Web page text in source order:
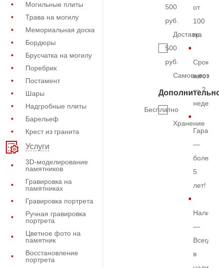
Могильные плиты
Трава на могилу
Мемориальная доска
Бордюры
Брусчатка на могилу
Поребрик
Постамент
Шары
Надгробные плиты
Барельеф
Крест из гранита
Услуги
3D-моделирование
памятников
Гравировка на
памятниках
Гравировка портрета
Ручная гравировка
портрета
Цветное фото на
памятник
Восстановление
портрета
500
руб.
Доставка
500
руб.
Самовывоз
Бесплатно
Хранение
от
100
гр.
Срок
— 2
недели
—
более
5
лет!
—
Всегда
в